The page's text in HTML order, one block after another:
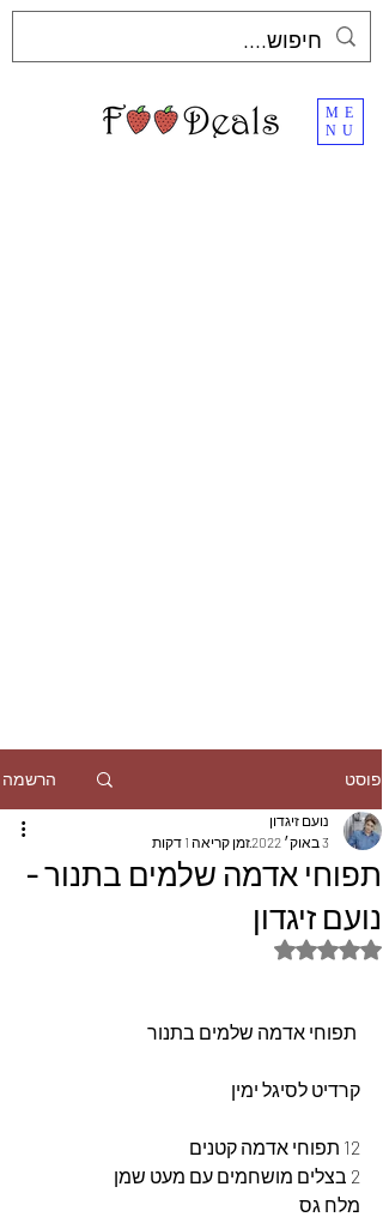
ME
NU
פוסט הרשמה
תפוחי אדמה שלמים בתנור -
נועם זיגדון
נועם זיגדון
3 באוק׳ 2022
זמן קריאה 1 דקות
דירוג של NaN מתוך 5 כוכבים
קרדיט לסיגל ימין
12 תפוחי אדמה קטנים
2 בצלים מושחמים עם מעט שמן
מלח גס